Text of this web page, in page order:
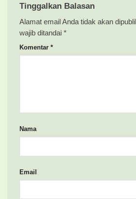
Tinggalkan Balasan
Alamat email Anda tidak akan
wajib ditandai *
Komentar *
Nama
Email